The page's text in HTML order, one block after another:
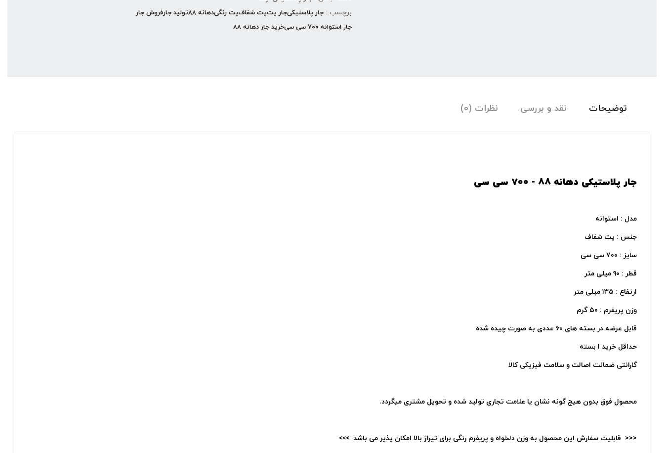
برچسب : جار پلاستیکیجار پتپت شفافپت رنگیدهانه ۸۸ تولید جارفروش جار
جار استوانه ۷۰۰ سی سی
خرید جار دهانه ۸۸
توضیحات نقد و بررسی نظرات (۰)
جار پلاستیکی دهانه ۸۸ - ۷۰۰ سی سی
مدل : استوانه
جنس : پت شفاف
سایز : ۷۰۰ سی سی
قطر : ۹۰ میلی متر
ارتفاع : ۱۳۵ میلی متر
وزن پریفرم : ۵۰ گرم
قابل عرضه در بسته های ۶۰ عددی به صورت چیده شده
حداقل خرید ۱ بسته
گارانتی ضمانت اصالت و سلامت فیزیکی کالا
محصول فوق بدون هیچ گونه نشان یا علامت تجاری تولید شده و تحویل مشتری میگردد.
<<< قابلیت سفارش این محصول به وزن دلخواه و پریفرم رنگی برای تیراژ بالا امکان پذیر می باشد >>>